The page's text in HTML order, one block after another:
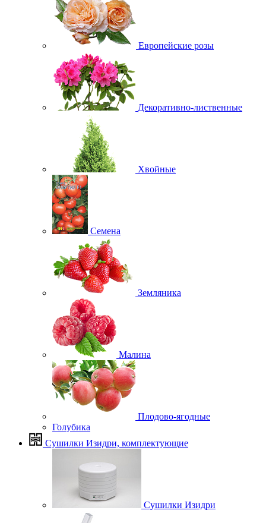
Европейские розы
Декоративно-лиственные
Хвойные
Семена
Земляника
Малина
Плодово-ягодные
Голубика
Сушилки Изидри, комплектующие
Сушилки Изидри